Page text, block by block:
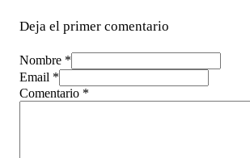
Deja el primer comentario
Nombre *
Email *
Comentario *